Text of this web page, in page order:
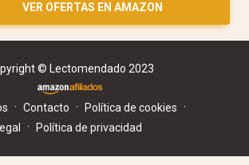
VER OFERTAS EN AMAZON
© Lectomendado 2023
· Contacto · Política de cookies ·
· Política de privacidad